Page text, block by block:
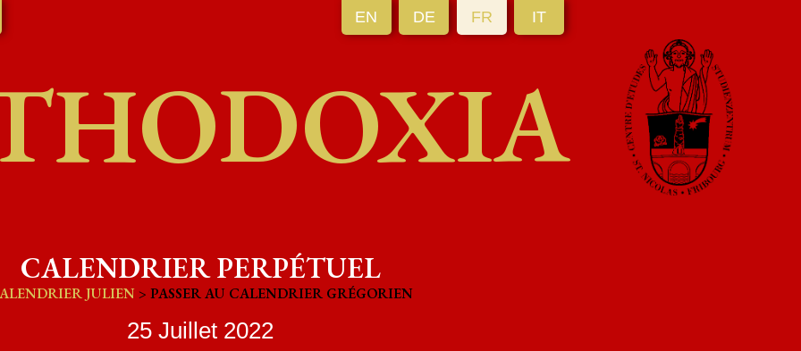
EN DE FR IT
CALENDRIER PERPÉTUEL
JULIEN > PASSER AU CALENDRIER GRÉGORIEN
25 Juillet 2022